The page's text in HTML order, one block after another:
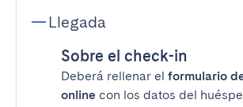
Llegada
Sobre el check-in
Deberá rellenar el formulario
online con los datos del